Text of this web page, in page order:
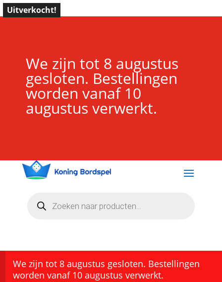
We zijn tot 8 augustus
gesloten. Bestellingen
worden vanaf 10
augustus verwerkt.
zoeken
We zijn tot 8 augustus gesloten. Bestellingen
worden vanaf 10 augustus verwerkt.
Uitverkocht!